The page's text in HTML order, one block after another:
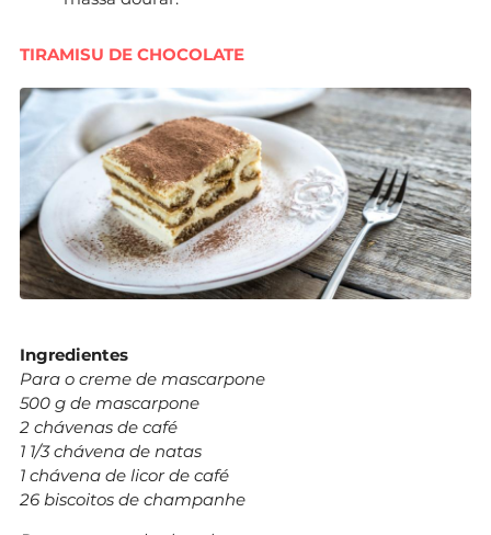
TIRAMISU DE CHOCOLATE
Ingredientes
Para o creme de mascarpone
500 g de mascarpone
2 chávenas de café
1 1/3 chávena de natas
1 chávena de licor de café
26 biscoitos de champanhe